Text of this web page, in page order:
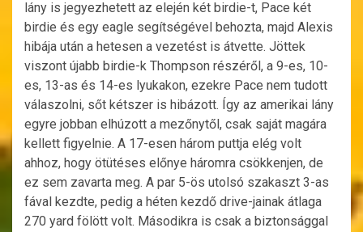
lány is jegyezhetett az elején két birdie-t, Pace két
birdie és egy eagle segítségével behozta, majd Alexis
hibája után a hetesen a vezetést is átvette. Jöttek
viszont újabb birdie-k Thompson részéről, a 9-es, 10-
es, 13-as és 14-es lyukakon, ezekre Pace nem tudott
válaszolni, sőt kétszer is hibázott. Így az amerikai lány
egyre jobban elhúzott a mezőnytől, csak saját magára
kellett figyelnie. A 17-esen három puttja elég volt
ahhoz, hogy ötütéses előnye háromra csökkenjen, de
ez sem zavarta meg. A par 5-ös utolsó szakaszt 3-as
fával kezdte, pedig a héten kezdő drive-jainak átlaga
270 yard fölött volt. Másodikra is csak a biztonsággal